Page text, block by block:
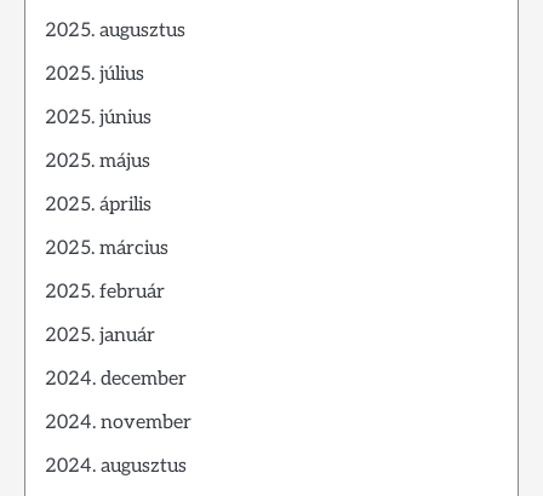
2025. augusztus
2025. július
2025. június
2025. május
2025. április
2025. március
2025. február
2025. január
2024. december
2024. november
2024. augusztus